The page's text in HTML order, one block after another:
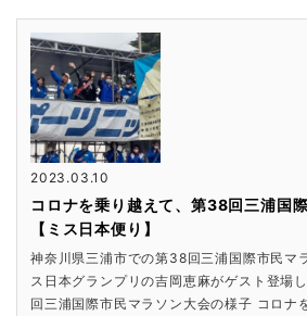
2023.03.10
コロナを乗り越えて、第38回三浦国
【ミス日本便り】
神奈川県三浦市での第38回三浦国際市民マ
ス日本グランプリの吉岡恵麻がゲスト登場
回三浦国際市民マラソン大会の様子 コロナ